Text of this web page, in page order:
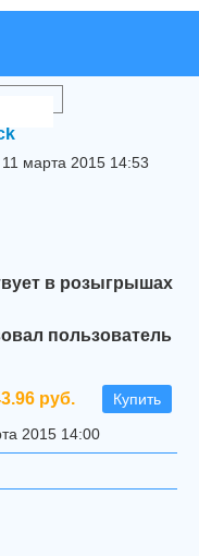
марта 2015 14:53
в розыгрышах
пользователь
руб. Купить
2015 14:00